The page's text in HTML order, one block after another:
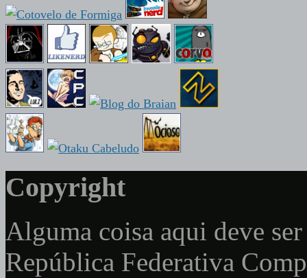
Copyright
Alguma coisa aqui deve
República Federativa